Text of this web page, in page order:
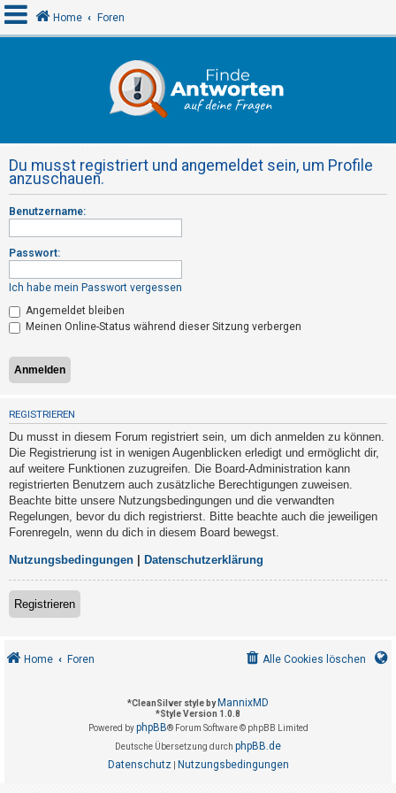
e
l
d
e
n
R
e
i
s
t
r
i
e
r
e
n
U
n
e
Home Foren
Du musst registriert und angemeldet sein, um Profile
anzuschauen.
Benutzername:
Passwort:
Ich habe mein Passwort vergessen
Angemeldet bleiben
Meinen Online-Status während dieser Sitzung verbergen
REGISTRIEREN
Du musst in diesem Forum registriert sein, um dich anmelden zu können.
Die Registrierung ist in wenigen Augenblicken erledigt und ermöglicht dir,
auf weitere Funktionen zuzugreifen. Die Board-Administration kann
registrierten Benutzern auch zusätzliche Berechtigungen zuweisen.
Beachte bitte unsere Nutzungsbedingungen und die verwandten
Regelungen, bevor du dich registrierst. Bitte beachte auch die jeweiligen
Forenregeln, wenn du dich in diesem Board bewegst.
Nutzungsbedingungen Datenschutzerklärung
Registrieren
Home Foren Alle Cookies löschen
*CleanSilver style by MannixMD
*Style Version 1.0.8
Powered byphpBB® Forum Software © phpBB Limited
Deutsche Übersetzung durch phpBB.de
Datenschutz| Nutzungsbedingungen